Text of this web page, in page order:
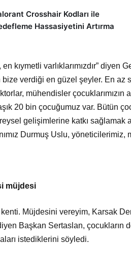
Crosshair Kodları ile
Hassasiyetini Artırma
en kıymetli varlıklarımızdır”
bize verdiği en güzel şeyler. En az
mühendisler
20 bin çocuğumuz var. Bütün
gelişimlerine katkı sağlamak
Durmuş Uslu, yöneticilerimiz,
müjdesi
Müjdesini vereyim, Karsak
diyen Başkan Sertaslan,
istediklerini söyledi.